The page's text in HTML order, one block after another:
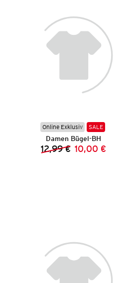
Online Exklusiv SALE
Damen Bügel-BH
Vorheriger
12,99 € Neuer Preis:
10,00 €